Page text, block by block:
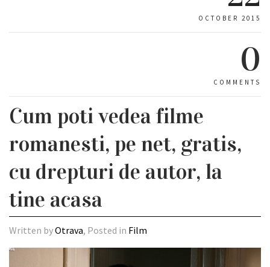
OCTOBER 2015
0
COMMENTS
Cum poti vedea filme
romanesti, pe net, gratis,
cu drepturi de autor, la
tine acasa
Written byOtrava, Posted in Film